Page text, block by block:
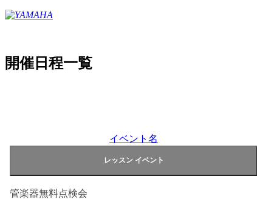
開催日程一覧
イベント名
管楽器無料点検会